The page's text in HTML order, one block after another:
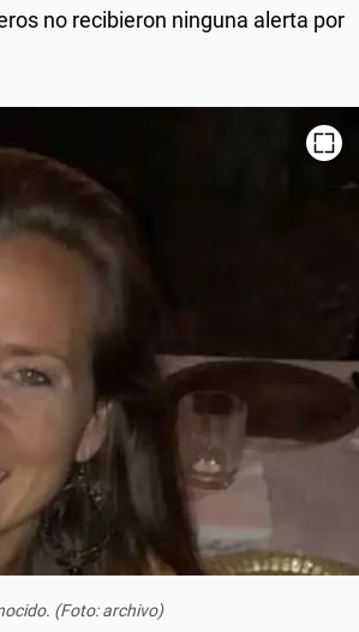
no recibieron ninguna alerta por
(Foto: archivo)